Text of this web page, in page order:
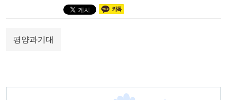
평양과기대